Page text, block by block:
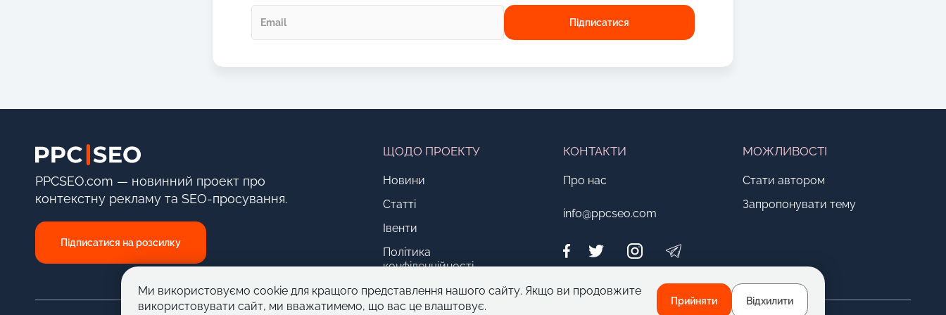
PPCSEO.com — новинний проект про
контекстну рекламу та SEO-просування.
Підписатися на розсилку
ЩОДО ПРОЕКТУ
Новини
Статті
Івенти
Політика
конфіденційності
КОНТАКТИ
Про нас
info@ppcseo.com
МОЖЛИВОСТІ
Стати автором
Запропонувати тему
Ми використовуємо cookie для кращого представлення нашого сайту. Якщо ви продовжите
використовувати сайт, ми вважатимемо, що вас це влаштовує.
Прийняти Відхилити